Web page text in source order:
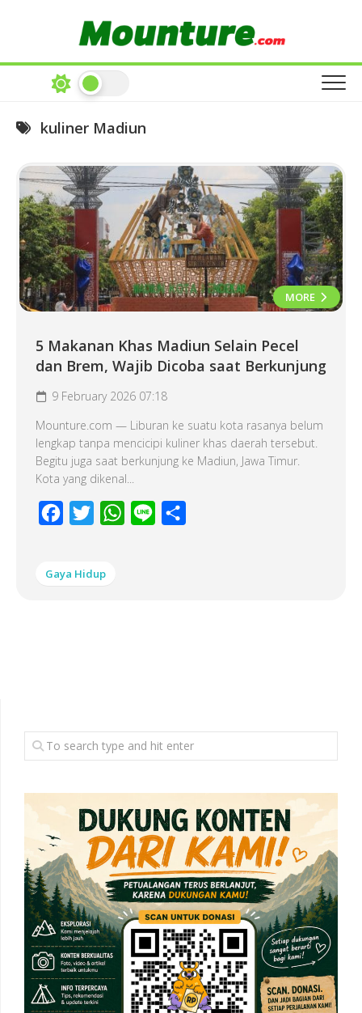
kuliner Madiun
MORE
5 Makanan Khas Madiun Selain Pecel
dan Brem, Wajib Dicoba saat Berkunjung
9 February 2026 07:18
Mounture.com — Liburan ke suatu kota rasanya belum
lengkap tanpa mencicipi kuliner khas daerah tersebut.
Begitu juga saat berkunjung ke Madiun, Jawa Timur.
Kota yang dikenal...
Facebook
Twitter WhatsApp
Line
Gaya Hidup